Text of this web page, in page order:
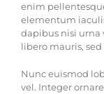
enim
elementum
dapibus nisi urna
libero mauris,
Nunc euismod
vel. Integer